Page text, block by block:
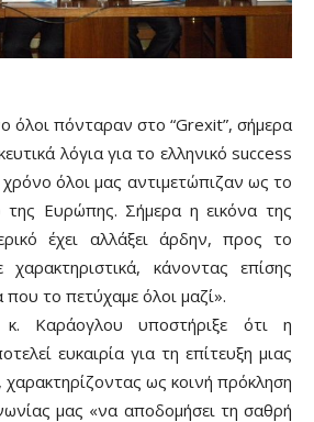
όλοι πόνταραν στο “Grexit”, σήμερα
λόγια για το ελληνικό success
όλοι μας αντιμετώπιζαν ως το
Ευρώπης. Σήμερα η εικόνα της
έχει αλλάξει άρδην, προς το
χαρακτηριστικά, κάνοντας επίσης
το πετύχαμε όλοι μαζί».
Καράογλου υποστήριξε ότι η
ευκαιρία για τη επίτευξη μιας
χαρακτηρίζοντας ως κοινή πρόκληση
μας «να αποδομήσει τη σαθρή